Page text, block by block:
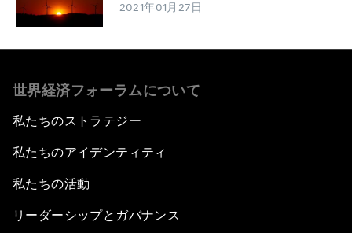
2021年01月27日
世界経済フォーラムについて
私たちのストラテジー
私たちのアイデンティティ
私たちの活動
リーダーシップとガバナンス